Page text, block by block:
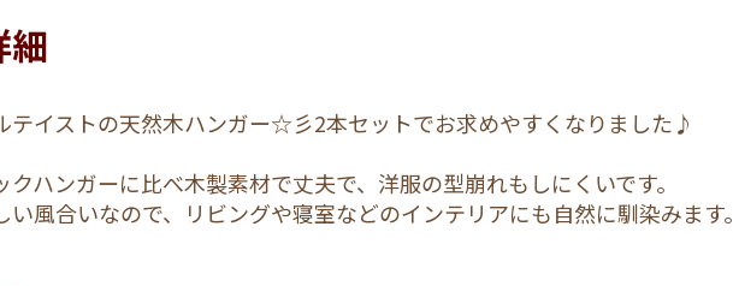
細
テイストの天然木ハンガー☆彡2本セットでお求めやすくなりました♪
クハンガーに比べ木製素材で丈夫で、洋服の型崩れもしにくいです。
い風合いなので、リビングや寝室などのインテリアにも自然に馴染みます。